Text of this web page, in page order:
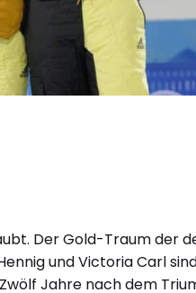
Der Gold-Traum der
und Victoria Carl
Jahre nach dem